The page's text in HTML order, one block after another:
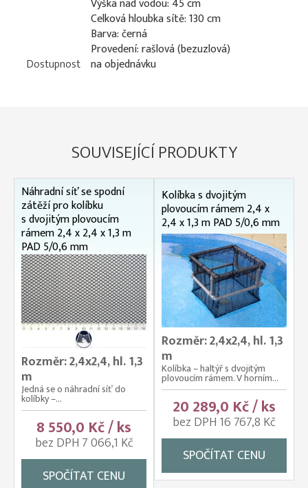
Celková hloubka sítě: 130 cm
Barva: černá
Provedení: rašlová (bezuzlová)
Dostupnost na objednávku
SOUVISEJÍCÍ PRODUKTY
Náhradní síť se spodní
zátěží pro kolíbku
s dvojitým plovoucím
rámem 2,4 x 2,4 x 1,3 m
PAD 5/0,6 mm
Rozměr: 2,4x2,4, hl. 1,3
m
Jedná se o náhradní síť do
kolíbky –...
8 550,0 Kč / ks
bez DPH 7 066,1 Kč
SPOČÍTAT CENU
Kolíbka s dvojitým
plovoucím rámem 2,4 x
2,4 x 1,3 m PAD 5/0,6 mm
Rozměr: 2,4x2,4, hl. 1,3
m
Kolíbka – haltýř s dvojitým
plovoucím rámem. V horním...
20 289,0 Kč / ks
bez DPH 16 767,8 Kč
SPOČÍTAT CENU